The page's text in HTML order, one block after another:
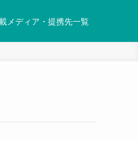
メディア・提携先一覧